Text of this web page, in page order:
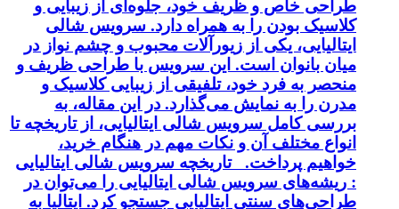
طراحی خاص و ظریف خود، جلوه‌ای از زیبایی و
کلاسیک بودن را به همراه دارد. سرویس شالی
ایتالیایی، یکی از زیورآلات محبوب و چشم نواز در
میان بانوان است. این سرویس با طراحی ظریف و
منحصر به فرد خود، تلفیقی از زیبایی کلاسیک و
مدرن را به نمایش می‌گذارد. در این مقاله، به
بررسی کامل سرویس شالی ایتالیایی، از تاریخچه تا
انواع مختلف آن و نکات مهم در هنگام خرید،
خواهیم پرداخت. تاریخچه سرویس شالی ایتالیایی
: ریشه‌های سرویس شالی ایتالیایی را می‌توان در
طراحی‌های سنتی ایتالیایی جستجو کرد. ایتالیا به